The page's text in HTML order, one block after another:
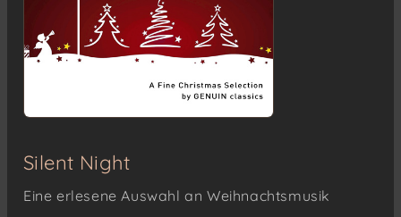
Silent Night
Eine erlesene Auswahl an Weihnachtsmusik